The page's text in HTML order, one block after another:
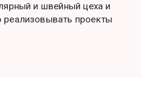
и швейный цеха и
проекты